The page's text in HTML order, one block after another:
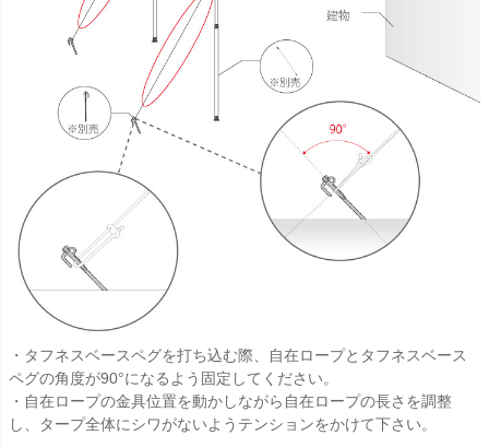
・タフネスベースペグを打ち込む際、自在ロープとタフネスベース
ペグの角度が90°になるよう固定してください。
・自在ロープの金具位置を動かしながら自在ロープの長さを調整
し、タープ全体にシワがないようテンションをかけて下さい。